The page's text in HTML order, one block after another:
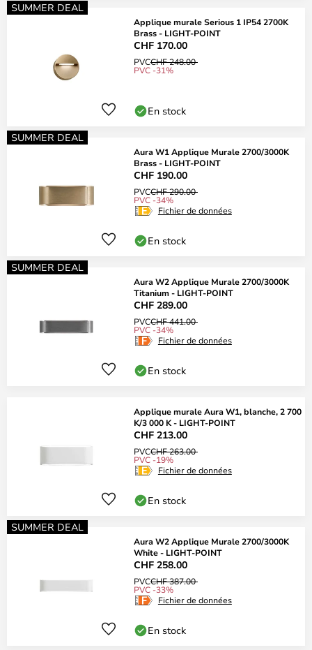
SUMMER DEAL
Applique murale Serious 1 IP54 2700K
Brass - LIGHT-POINT
CHF 170.00
PVCCHF 248.00
PVC -31%
En stock
SUMMER DEAL
Aura W1 Applique Murale 2700/3000K
Brass - LIGHT-POINT
CHF 190.00
PVCCHF 290.00
PVC -34%
Fichier de données
En stock
SUMMER DEAL
Aura W2 Applique Murale 2700/3000K
Titanium - LIGHT-POINT
CHF 289.00
PVCCHF 441.00
PVC -34%
Fichier de données
En stock
Applique murale Aura W1, blanche, 2 700
K/3 000 K - LIGHT-POINT
CHF 213.00
PVCCHF 263.00
PVC -19%
Fichier de données
En stock
SUMMER DEAL
Aura W2 Applique Murale 2700/3000K
White - LIGHT-POINT
CHF 258.00
PVCCHF 387.00
PVC -33%
Fichier de données
En stock